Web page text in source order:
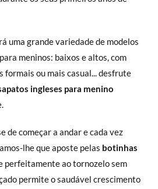
uma grande variedade de modelos
meninos: baixos e altos, com
formais ou mais casual... desfrute
ingleses para menino
de começar a andar e cada vez
lhe que aposte pelas botinhas
perfeitamente ao tornozelo sem
permite o saudável crescimento